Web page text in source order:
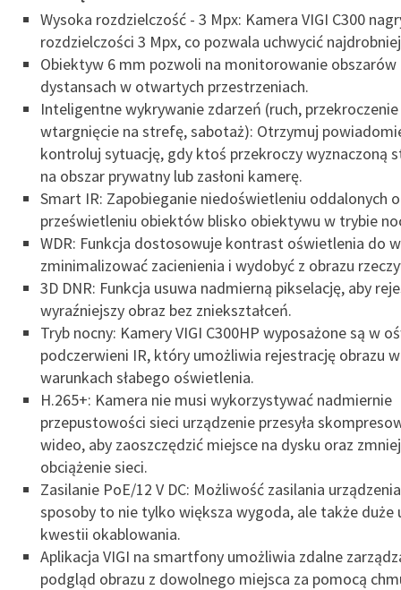
Wysoka rozdzielczość - 3 Mpx: Kamera VIGI C300
rozdzielczości 3 Mpx, co pozwala uchwycić
Obiektyw 6 mm pozwoli na monitorowanie obszarów
dystansach w otwartych przestrzeniach.
Inteligentne wykrywanie zdarzeń (ruch,
wtargnięcie na strefę, sabotaż): Otrzymuj
kontroluj sytuację, gdy ktoś przekroczy wyznaczoną
na obszar prywatny lub zasłoni kamerę.
Smart IR: Zapobieganie niedoświetleniu oddalonych
prześwietleniu obiektów blisko obiektywu w trybie
WDR: Funkcja dostosowuje kontrast oświetlenia do
zminimalizować zacienienia i wydobyć z obrazu
3D DNR: Funkcja usuwa nadmierną pikselację, aby
wyraźniejszy obraz bez zniekształceń.
Tryb nocny: Kamery VIGI C300HP wyposażone są w
podczerwieni IR, który umożliwia rejestrację obrazu
warunkach słabego oświetlenia.
H.265+: Kamera nie musi wykorzystywać nadmiernie
przepustowości sieci urządzenie przesyła
wideo, aby zaoszczędzić miejsce na dysku oraz
obciążenie sieci.
Zasilanie PoE/12 V DC: Możliwość zasilania
sposoby to nie tylko większa wygoda, ale także duże
kwestii okablowania.
Aplikacja VIGI na smartfony umożliwia zdalne
podgląd obrazu z dowolnego miejsca za pomocą